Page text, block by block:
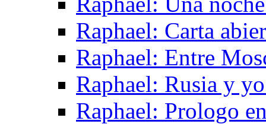
Raphael: Carta
Raphael: Entre
Raphael: Rusia y
Raphael: Prologo